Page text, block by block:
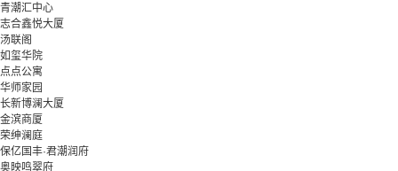
青潮汇中心
志合鑫悦大厦
汤联阁
如玺华院
点点公寓
华师家园
长新博澜大厦
金滨商厦
荣绅澜庭
保亿国丰·君潮润府
奥映鸣翠府